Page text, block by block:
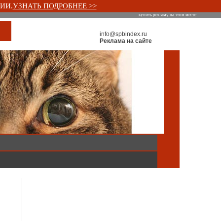
УЗНАТЬ ПОДРОБНЕЕ >>
купить рекламу на этом месте
info@spbindex.ru
Реклама на сайте